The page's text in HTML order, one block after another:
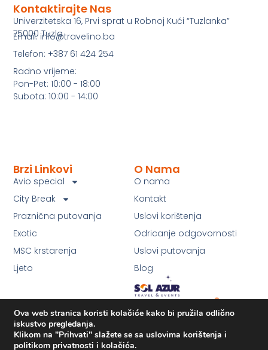
O Nama
O nama
Kontakt
Uslovi korištenja
Odricanje odgovornosti
Uslovi putovanja
Blog
Brzi Linkovi
Avio special
City Break
Praznična putovanja
Exotic
MSC krstarenja
Ljeto
Kontaktirajte Nas
Univerzitetska 16, Prvi sprat u Robnoj Kući “Tuzlanka”
75000 Tuzla
Email: info@travelino.ba
Telefon: +387 61 424 254
Radno vrijeme:
Pon-Pet: 10:00 - 18:00
Subota: 10:00 - 14:00
Ova web stranica koristi kolačiće kako bi pružila odlično
iskustvo pregledanja.
Klikom na "Prihvati" slažete se sa uslovima korištenja i
politikom privatnosti i kolačića.